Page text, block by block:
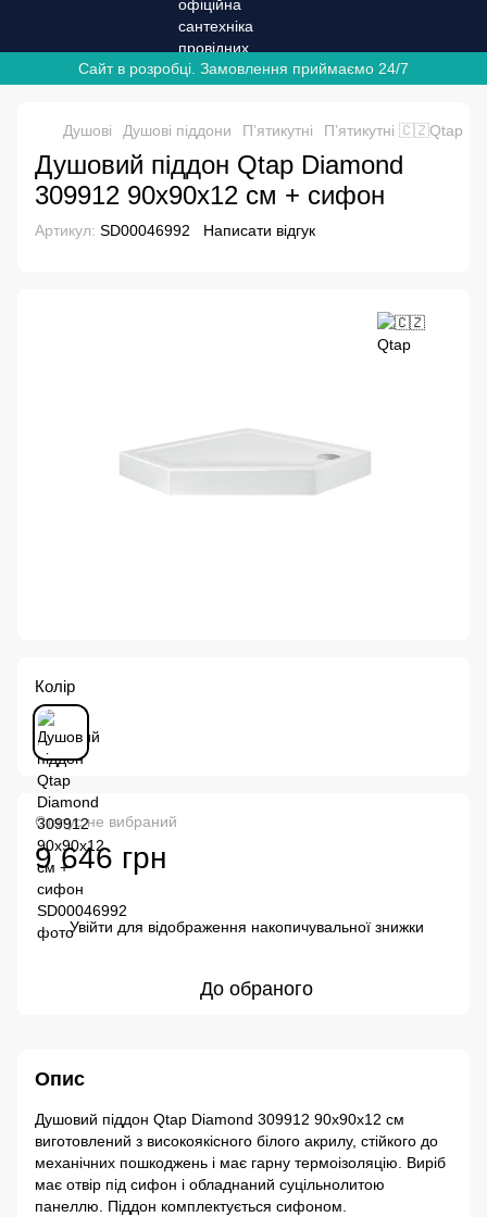
Сайт в розробці. Замовлення приймаємо 24/7
Душові Душові піддони Пʼятикутні Пʼятикутні 🇨🇿Qtap
Душовий піддон Qtap Diamond
309912 90x90x12 см + сифон
Артикул: SD00046992 Написати відгук
Колір
Статус не вибраний
9 646 грн
% Увійти для відображення накопичувальної знижки
До обраного
Опис
Душовий піддон Qtap Diamond 309912 90x90x12 см
виготовлений з високоякісного білого акрилу, стійкого до
механічних пошкоджень і має гарну термоізоляцію. Виріб
має отвір під сифон і обладнаний суцільнолитою
панеллю. Піддон комплектується сифоном.